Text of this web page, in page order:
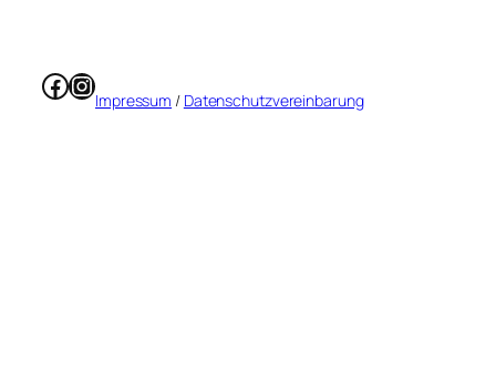
Facebook
Instagram
Impressum / Datenschutzvereinbarung